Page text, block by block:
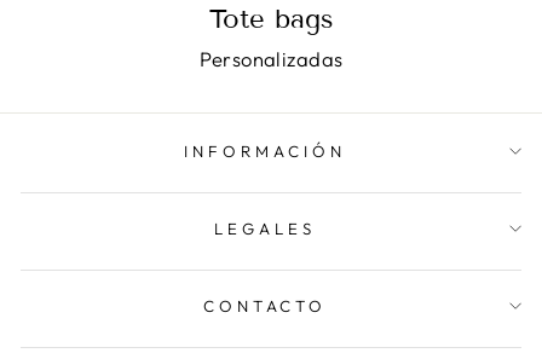
Tote bags
Personalizadas
INFORMACIÓN
LEGALES
CONTACTO